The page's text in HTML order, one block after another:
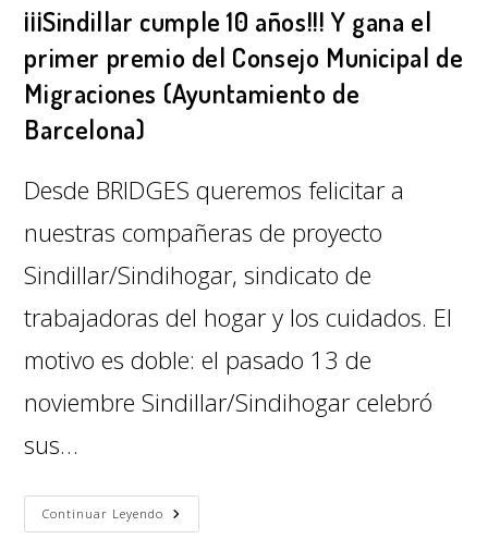
¡¡¡Sindillar cumple 10 años!!! Y gana el
primer premio del Consejo Municipal de
Migraciones (Ayuntamiento de
Barcelona)
Desde BRIDGES queremos felicitar a
nuestras compañeras de proyecto
Sindillar/Sindihogar, sindicato de
trabajadoras del hogar y los cuidados. El
motivo es doble: el pasado 13 de
noviembre Sindillar/Sindihogar celebró
sus…
Continuar Leyendo